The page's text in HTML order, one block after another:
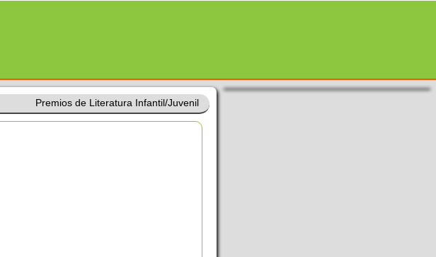
Premios de Literatura Infantil/Juvenil